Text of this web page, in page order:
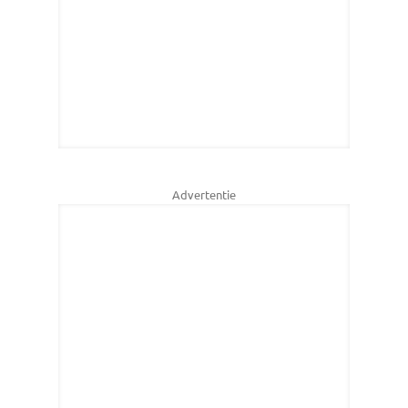
Advertentie